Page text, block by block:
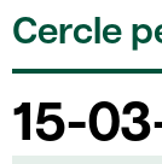
Cercle
15-